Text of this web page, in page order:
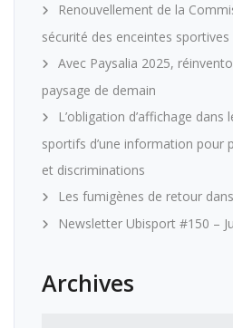
Renouvellement de la
sécurité des enceintes sportives
Avec Paysalia 2025,
paysage de demain
L’obligation d’affichage dans
sportifs d’une information pour
et discriminations
Les fumigènes de retour
Newsletter Ubisport #150 –
Archives